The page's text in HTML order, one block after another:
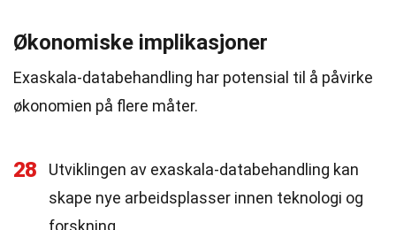
Økonomiske implikasjoner
Exaskala-databehandling har potensial til å påvirke
økonomien på flere måter.
28
Utviklingen av exaskala-databehandling kan
skape nye arbeidsplasser innen teknologi og
forskning.